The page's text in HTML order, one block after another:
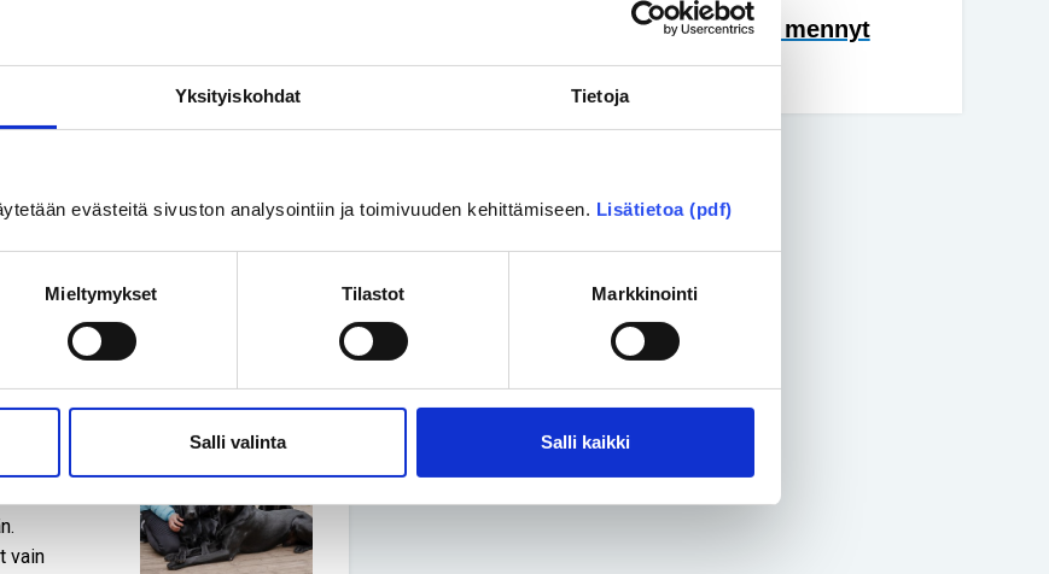
Yksityiskohdat Tietoja
evästeitä sivuston analysointiin ja toimivuuden kehittämiseen. Lisätietoa (pdf)
Mieltymykset Tilastot Markkinointi
Salli valinta Salli kaikki
näkyä
esteistä
vain
vain
Ruotsissa vammaispolitiikka on mennyt
taaksepäin